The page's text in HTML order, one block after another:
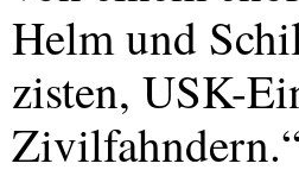
Helm und
zisten, USK-